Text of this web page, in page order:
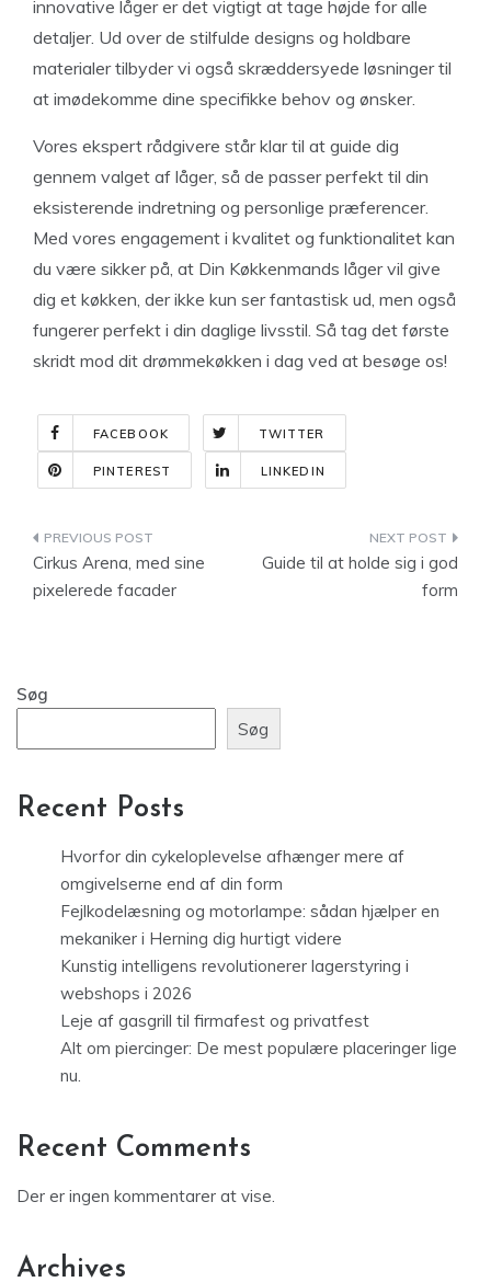
innovative låger er det vigtigt at tage højde for alle
detaljer. Ud over de stilfulde designs og holdbare
materialer tilbyder vi også skræddersyede løsninger til
at imødekomme dine specifikke behov og ønsker.
Vores ekspert rådgivere står klar til at guide dig
gennem valget af låger, så de passer perfekt til din
eksisterende indretning og personlige præferencer.
Med vores engagement i kvalitet og funktionalitet kan
du være sikker på, at Din Køkkenmands låger vil give
dig et køkken, der ikke kun ser fantastisk ud, men også
fungerer perfekt i din daglige livsstil. Så tag det første
skridt mod dit drømmekøkken i dag ved at besøge os!
FACEBOOK TWITTER
PINTEREST LINKEDIN
Indlægsnavigation
Cirkus Arena, med sine
pixelerede facader
Guide til at holde sig i god
form
Søg
Søg
Recent Posts
Hvorfor din cykeloplevelse afhænger mere af
omgivelserne end af din form
Fejlkodelæsning og motorlampe: sådan hjælper en
mekaniker i Herning dig hurtigt videre
Kunstig intelligens revolutionerer lagerstyring i
webshops i 2026
Leje af gasgrill til firmafest og privatfest
Alt om piercinger: De mest populære placeringer lige
nu.
Recent Comments
Der er ingen kommentarer at vise.
Archives